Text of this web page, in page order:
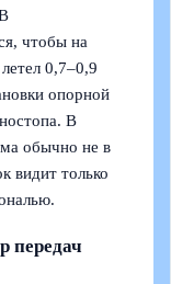
чтобы на
0,7–0,9
опорной
В
обычно не в
видит только
передач